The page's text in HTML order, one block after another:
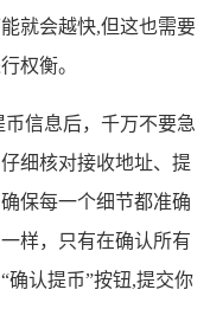
就会越快,但这也需要
权衡。
币信息后，千万不要急
细核对接收地址、提
保每一个细节都准确
样，只有在确认所有
确认提币”按钮,提交你